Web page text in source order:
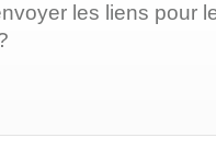
les liens pour